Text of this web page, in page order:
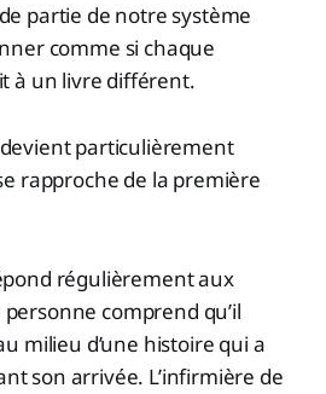
partie de notre système
comme si chaque
à un livre différent.
particulièrement
rapproche de la première
régulièrement aux
comprend qu’il
milieu d’une histoire qui a
son arrivée. L’infirmière de